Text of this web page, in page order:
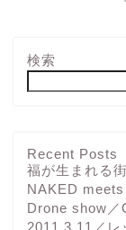
検索
Recent Posts
福が生まれる
NAKED
Drone show